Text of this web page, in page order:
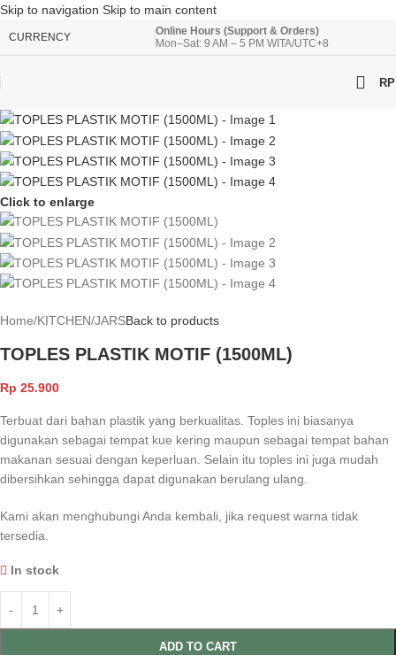
Skip to navigation Skip to main content
CURRENCY
Online Hours (Support & Orders)
Mon–Sat: 9 AM – 5 PM WITA/UTC+8
RP
Click to enlarge
Home/KITCHEN/JARSBack to products
TOPLES PLASTIK MOTIF (1500ML)
Rp 25.900
Terbuat dari bahan plastik yang berkualitas. Toples ini biasanya
digunakan sebagai tempat kue kering maupun sebagai tempat bahan
makanan sesuai dengan keperluan. Selain itu toples ini juga mudah
dibersihkan sehingga dapat digunakan berulang ulang.
Kami akan menghubungi Anda kembali, jika request warna tidak
tersedia.
In stock
ADD TO CART